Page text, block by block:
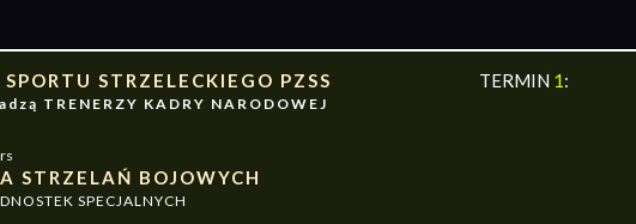
STRZELECKIEGO PZSS
TRENERZY KADRY NARODOWEJ
STRZELAŃ BOJOWYCH
SPECJALNYCH
TERMIN 1: